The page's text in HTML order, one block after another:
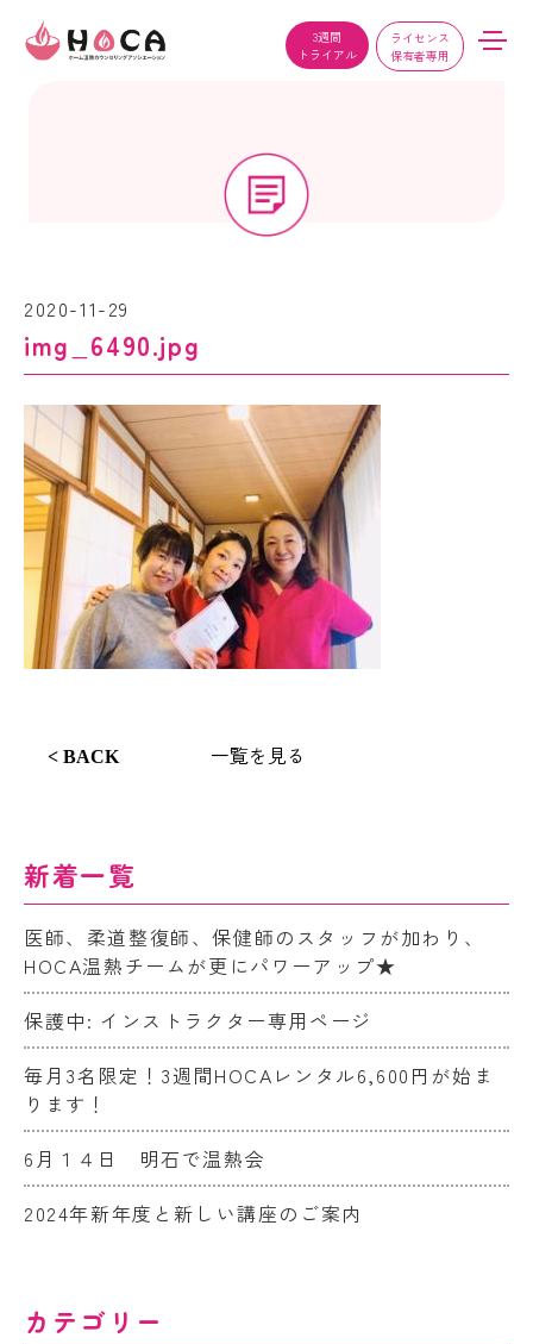
3週間
トライアル
ライセンス
保有者専用
2020-11-29
img_6490.jpg
< BACK 一覧を見る
新着一覧
医師、柔道整復師、保健師のスタッフが加わり、
HOCA温熱チームが更にパワーアップ★
保護中: インストラクター専用ページ
毎月3名限定！3週間HOCAレンタル6,600円が始ま
ります！
6月１４日 明石で温熱会
2024年新年度と新しい講座のご案内
カテゴリー